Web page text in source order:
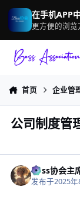
跳转到帖子
在手机APP
更方便的浏览
首页 企业管
公司制度管
Boss协会主
发布于2025